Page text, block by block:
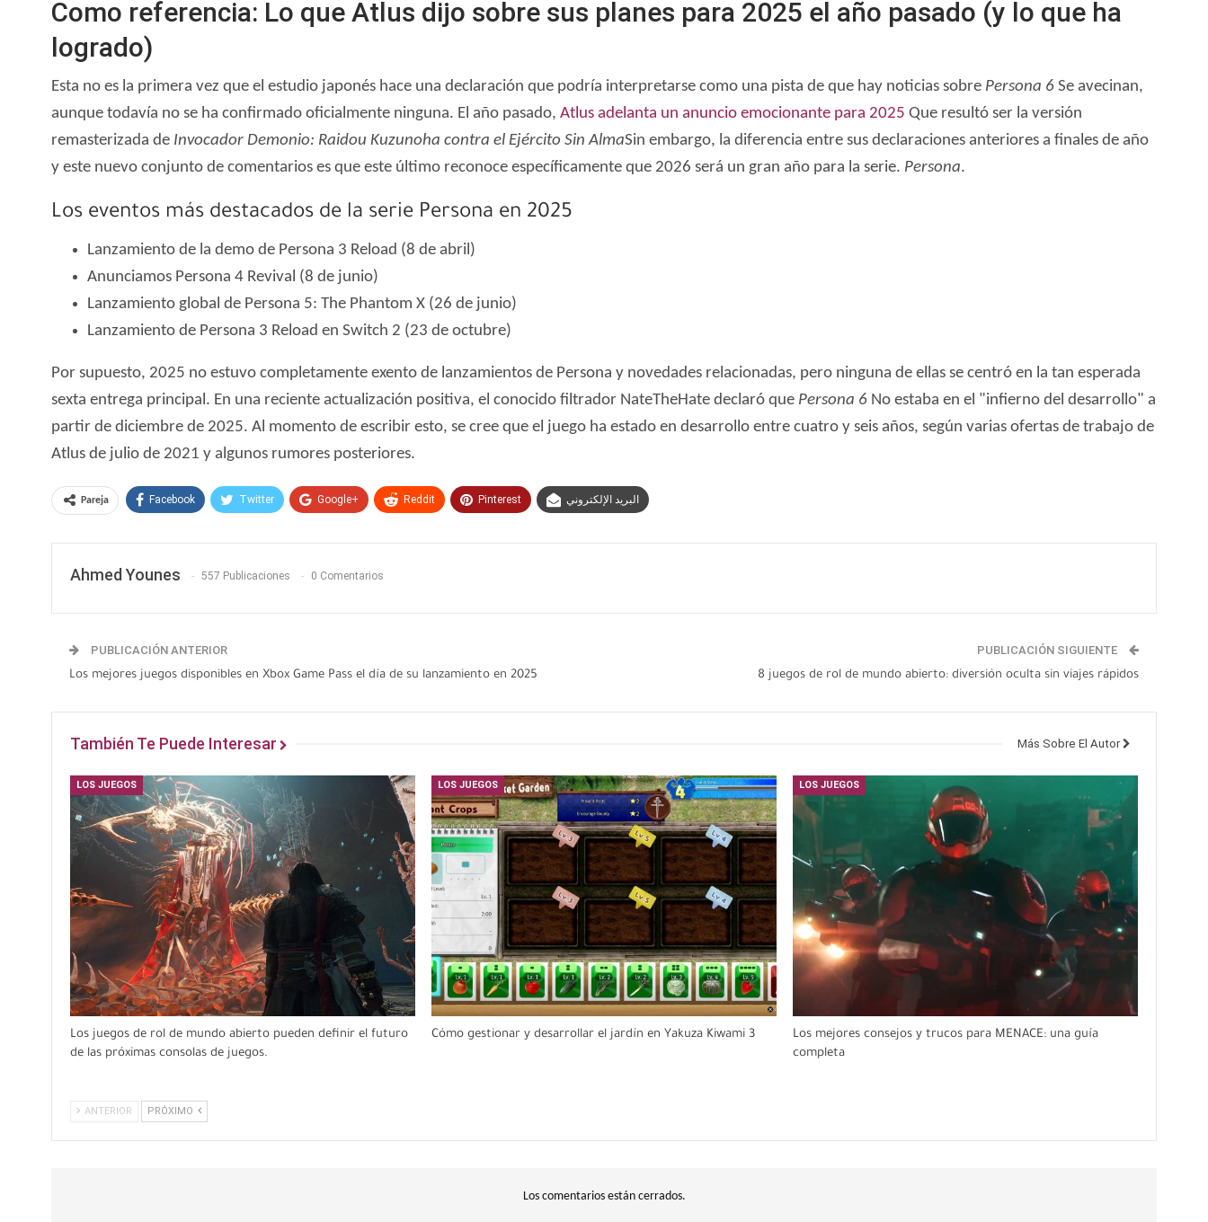
Como referencia: Lo que Atlus dijo sobre sus planes para 2025 el año pasado (y lo que ha
logrado)
Esta no es la primera vez que el estudio japonés hace una declaración que podría interpretarse como una pista de que hay noticias sobre Persona 6 Se avecinan,
aunque todavía no se ha confirmado oficialmente ninguna. El año pasado, Atlus adelanta un anuncio emocionante para 2025 Que resultó ser la versión
remasterizada de Invocador Demonio: Raidou Kuzunoha contra el Ejército Sin AlmaSin embargo, la diferencia entre sus declaraciones anteriores a finales de año
y este nuevo conjunto de comentarios es que este último reconoce específicamente que 2026 será un gran año para la serie. Persona.
Los eventos más destacados de la serie Persona en 2025
Lanzamiento de la demo de Persona 3 Reload (8 de abril)
Anunciamos Persona 4 Revival (8 de junio)
Lanzamiento global de Persona 5: The Phantom X (26 de junio)
Lanzamiento de Persona 3 Reload en Switch 2 (23 de octubre)
Por supuesto, 2025 no estuvo completamente exento de lanzamientos de Persona y novedades relacionadas, pero ninguna de ellas se centró en la tan esperada
sexta entrega principal. En una reciente actualización positiva, el conocido filtrador NateTheHate declaró que Persona 6 No estaba en el "infierno del desarrollo" a
partir de diciembre de 2025. Al momento de escribir esto, se cree que el juego ha estado en desarrollo entre cuatro y seis años, según varias ofertas de trabajo de
Atlus de julio de 2021 y algunos rumores posteriores.
Pareja Facebook Twitter Google+ Reddit Pinterest البريد الإلكتروني
Ahmed Younes 557 Publicaciones 0 Comentarios
PUBLICACIÓN ANTERIOR
Los mejores juegos disponibles en Xbox Game Pass el día de su lanzamiento en 2025
PUBLICACIÓN SIGUIENTE
8 juegos de rol de mundo abierto: diversión oculta sin viajes rápidos
También Te Puede Interesar Más Sobre El Autor
LOS JUEGOS
Los juegos de rol de mundo abierto pueden definir el futuro
de las próximas consolas de juegos.
LOS JUEGOS
Cómo gestionar y desarrollar el jardín en Yakuza Kiwami 3
LOS JUEGOS
Los mejores consejos y trucos para MENACE: una guía
completa
ANTERIOR PRÓXIMO
Los comentarios están cerrados.